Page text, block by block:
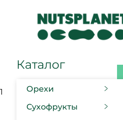
Каталог
Орехи
Сухофрукты
1